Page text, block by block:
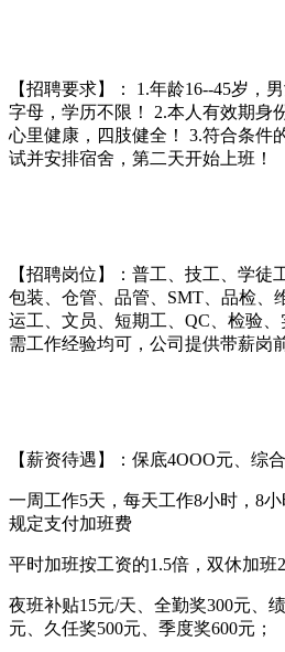
【招聘要求】： 1.年龄16--45岁，
字母，学历不限！ 2.本人有效期身
心里健康，四肢健全！ 3.符合条件
试并安排宿舍，第二天开始上班！
【招聘岗位】：普工、技工、学徒
包装、仓管、品管、SMT、品检、
运工、文员、短期工、QC、检验
需工作经验均可，公司提供带薪岗
【薪资待遇】：保底4OOO元、综
一周工作5天，每天工作8小时，8
规定支付加班费
平时加班按工资的1.5倍，双休加班
夜班补贴15元/天、全勤奖300元、
元、久任奖500元、季度奖600元；